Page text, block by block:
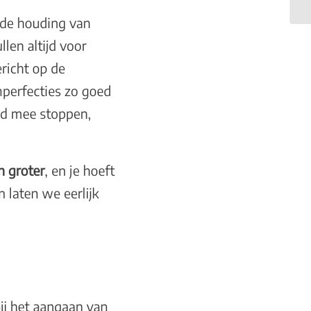
houding van
altijd voor
op de
zo goed
mee stoppen,
groter, en je hoeft
laten we eerlijk
het aangaan van